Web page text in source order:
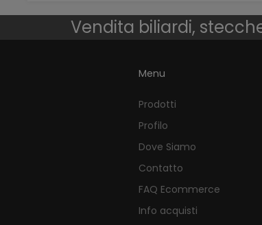
Vendita biliardi,
Menu
Prodotti
Profilo
Dove Siamo
Contatto
FAQ Ecommerce
Info acquisti